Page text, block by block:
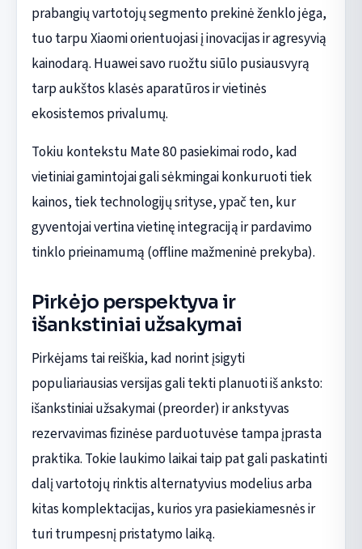
prabangių vartotojų segmento prekinė ženklo jėga,
tuo tarpu Xiaomi orientuojasi į inovacijas ir agresyvią
kainodarą. Huawei savo ruožtu siūlo pusiausvyrą
tarp aukštos klasės aparatūros ir vietinės
ekosistemos privalumų.
Tokiu kontekstu Mate 80 pasiekimai rodo, kad
vietiniai gamintojai gali sėkmingai konkuruoti tiek
kainos, tiek technologijų srityse, ypač ten, kur
gyventojai vertina vietinę integraciją ir pardavimo
tinklo prieinamumą (offline mažmeninė prekyba).
Pirkėjo perspektyva ir
išankstiniai užsakymai
Pirkėjams tai reiškia, kad norint įsigyti
populiariausias versijas gali tekti planuoti iš anksto:
išankstiniai užsakymai (preorder) ir ankstyvas
rezervavimas fizinėse parduotuvėse tampa įprasta
praktika. Tokie laukimo laikai taip pat gali paskatinti
dalį vartotojų rinktis alternatyvius modelius arba
kitas komplektacijas, kurios yra pasiekiamesnės ir
turi trumpesnį pristatymo laiką.